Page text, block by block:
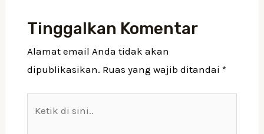
Tinggalkan Komentar
Alamat email Anda tidak akan
dipublikasikan. Ruas yang wajib ditandai *